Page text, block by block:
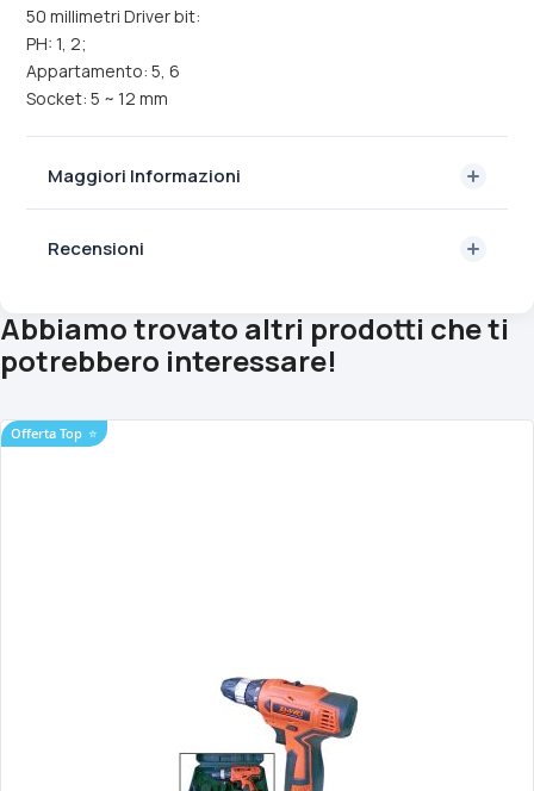
50 millimetri Driver bit:
PH: 1, 2;
Appartamento: 5, 6
Socket: 5 ~ 12 mm
Maggiori Informazioni
Recensioni
Abbiamo trovato altri prodotti che ti
potrebbero interessare!
Offerta Top ⭐